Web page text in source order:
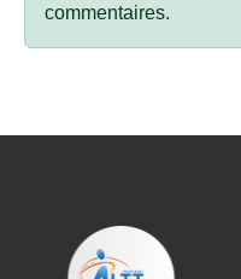
commentaires.